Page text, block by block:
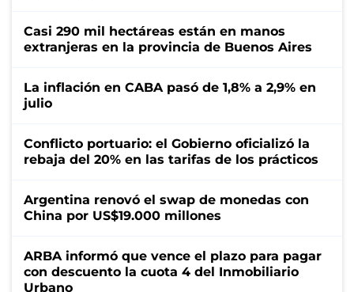
Casi 290 mil hectáreas están en manos
extranjeras en la provincia de Buenos Aires
La inflación en CABA pasó de 1,8% a 2,9% en
julio
Conflicto portuario: el Gobierno oficializó la
rebaja del 20% en las tarifas de los prácticos
Argentina renovó el swap de monedas con
China por US$19.000 millones
ARBA informó que vence el plazo para pagar
con descuento la cuota 4 del Inmobiliario
Urbano